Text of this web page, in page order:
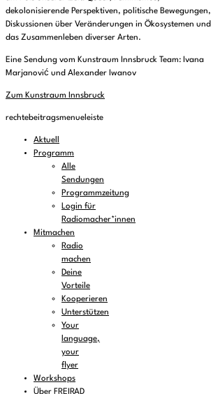
dekolonisierende Perspektiven, politische Bewegungen,
Diskussionen über Veränderungen in Ökosystemen und
das Zusammenleben diverser Arten.
Eine Sendung vom Kunstraum Innsbruck Team: Ivana
Marjanović und Alexander Iwanov
Zum Kunstraum Innsbruck
rechtebeitragsmenueleiste
Aktuell
Programm
Alle
Sendungen
Programmzeitung
Login für
Radiomacher*innen
Mitmachen
Radio
machen
Deine
Vorteile
Kooperieren
Unterstützen
Your
language,
your
flyer
Workshops
Über FREIRAD